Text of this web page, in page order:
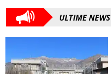
ULTIME NEWS